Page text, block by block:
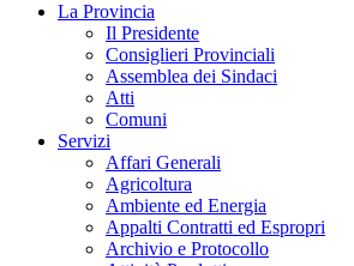
La Provincia
Il Presidente
Consiglieri Provinciali
Assemblea dei Sindaci
Atti
Comuni
Servizi
Affari Generali
Agricoltura
Ambiente ed Energia
Appalti Contratti ed Espropri
Archivio e Protocollo